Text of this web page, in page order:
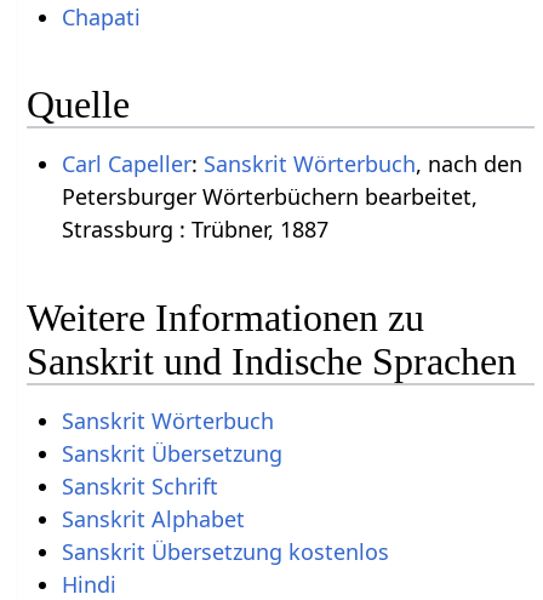
Chapati
Quelle
Carl Capeller: Sanskrit Wörterbuch, nach den
Petersburger Wörterbüchern bearbeitet,
Strassburg : Trübner, 1887
Weitere Informationen zu
Sanskrit und Indische Sprachen
Sanskrit Wörterbuch
Sanskrit Übersetzung
Sanskrit Schrift
Sanskrit Alphabet
Sanskrit Übersetzung kostenlos
Hindi